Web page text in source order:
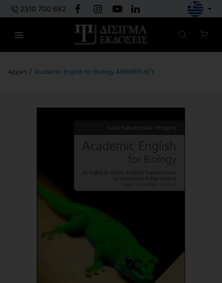
2310 700 682
Academic English for Biology ANSWER KEY